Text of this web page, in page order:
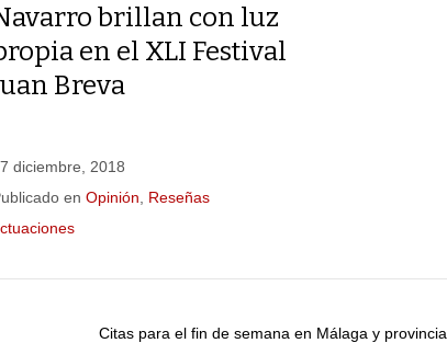
brillan con luz
en el XLI Festival
Breva
diciembre, 2018
enOpinión
Reseñas
Citas para el fin de semana en Málaga y provincia